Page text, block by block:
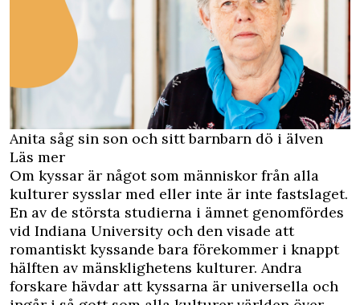
Anita såg sin son och sitt barnbarn dö i älven
Läs mer
Om kyssar är något som människor från alla
kulturer sysslar med eller inte är inte fastslaget.
En av de största studierna i ämnet genomfördes
vid Indiana University och den visade att
romantiskt kyssande bara förekommer i knappt
hälften av mänsklighetens kulturer. Andra
forskare hävdar att kyssarna är universella och